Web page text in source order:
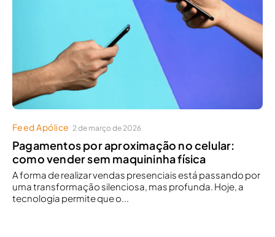
Feed Apólice 2 de março de 2026
Pagamentos por aproximação no celular:
como vender sem maquininha física
A forma de realizar vendas presenciais está passando por
uma transformação silenciosa, mas profunda. Hoje, a
tecnologia permite que o...